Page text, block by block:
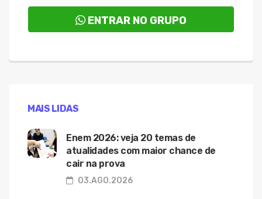
ENTRAR NO GRUPO
MAIS LIDAS
Enem 2026: veja 20 temas de
atualidades com maior chance de
cair na prova
03.AGO.2026